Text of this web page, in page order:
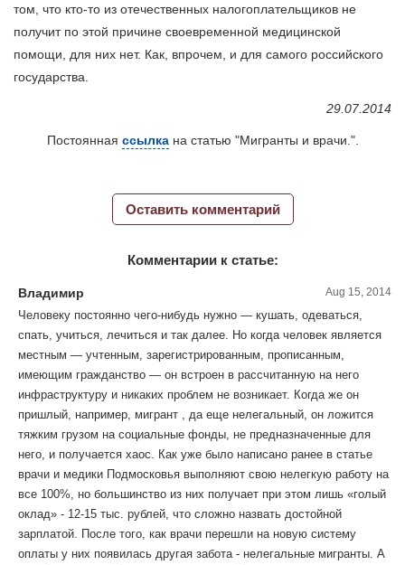
том, что кто-то из отечественных налогоплательщиков не
получит по этой причине своевременной медицинской
помощи, для них нет. Как, впрочем, и для самого российского
государства.
29.07.2014
Постоянная ссылкана статью "Мигранты и врачи.".
Оставить комментарий
Комментарии к статье:
Владимир Aug 15, 2014
Человеку постоянно чего-нибудь нужно — кушать, одеваться,
спать, учиться, лечиться и так далее. Но когда человек является
местным — учтенным, зарегистрированным, прописанным,
имеющим гражданство — он встроен в рассчитанную на него
инфраструктуру и никаких проблем не возникает. Когда же он
пришлый, например, мигрант , да еще нелегальный, он ложится
тяжким грузом на социальные фонды, не предназначенные для
него, и получается хаос. Как уже было написано ранее в статье
врачи и медики Подмосковья выполняют свою нелегкую работу на
все 100%, но большинство из них получает при этом лишь «голый
оклад» - 12-15 тыс. рублей, что сложно назвать достойной
зарплатой. После того, как врачи перешли на новую систему
оплаты у них появилась другая забота - нелегальные мигранты. А